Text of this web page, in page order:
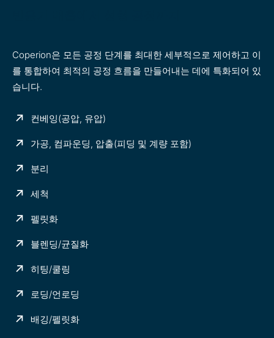
Coperion은 모든 공정 단계를 최대한 세부적으로 제어하고 이
를 통합하여 최적의 공정 흐름을 만들어내는 데에 특화되어 있
습니다.
컨베잉(공압, 유압)
가공, 컴파운딩, 압출(피딩 및 계량 포함)
분리
세척
펠릿화
블렌딩/균질화
히팅/쿨링
로딩/언로딩
배깅/펠릿화